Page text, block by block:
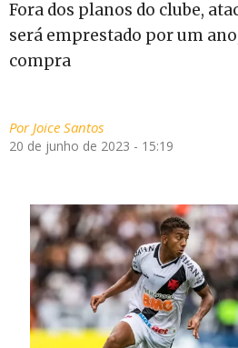
Fora dos planos do clube,
será emprestado por um
compra
PorJoice Santos
20 de junho de 2023 - 15:19